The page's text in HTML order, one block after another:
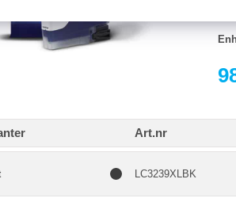
Art.nr
LC3239XLBK